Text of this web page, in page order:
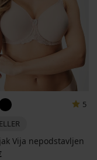
5
Vija nepodstavljen